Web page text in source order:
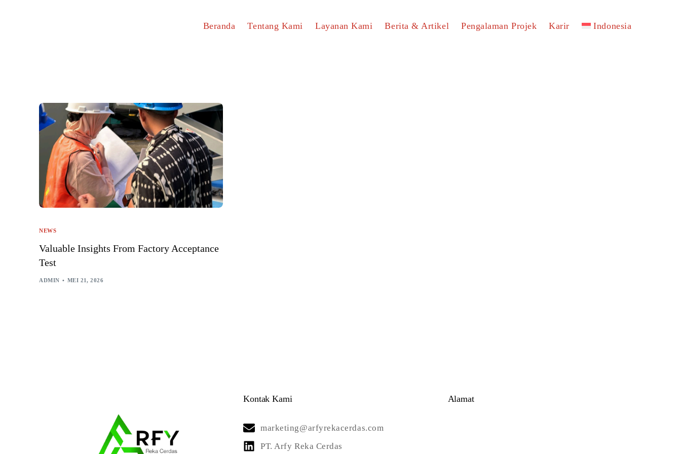
Beranda Tentang Kami Layanan Kami Berita & Artikel Pengalaman Projek Karir Indonesia
NEWS
Valuable Insights From Factory Acceptance
Test
ADMIN MEI 21, 2026
Kontak Kami
marketing@arfyrekacerdas.com
PT. Arfy Reka Cerdas
Alamat